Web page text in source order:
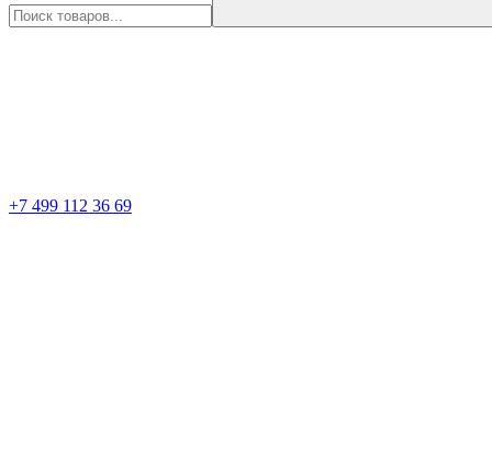
+7 499 112 36 69